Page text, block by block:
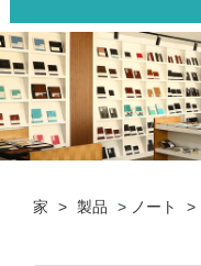
家 > 製品 > ノート >